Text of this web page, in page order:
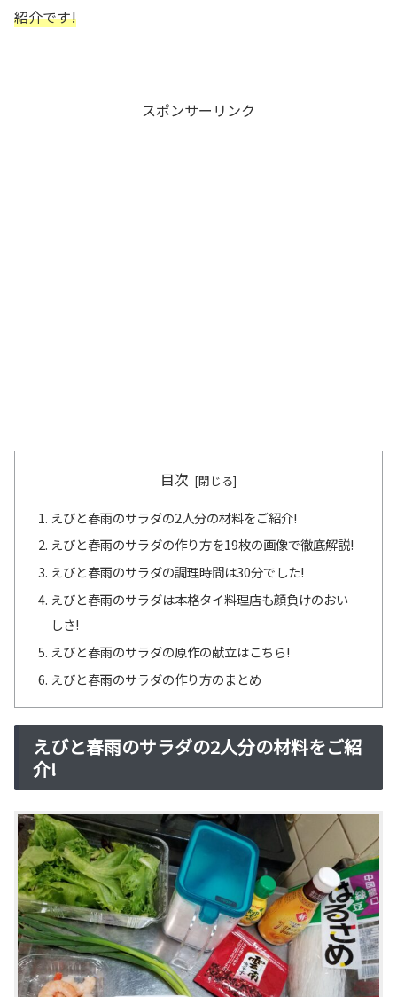
紹介です!
スポンサーリンク
目次
えびと春雨のサラダの2人分の材料をご紹介!
えびと春雨のサラダの作り方を19枚の画像で徹底解説!
えびと春雨のサラダの調理時間は30分でした!
えびと春雨のサラダは本格タイ料理店も顔負けのおい
しさ!
えびと春雨のサラダの原作の献立はこちら!
えびと春雨のサラダの作り方のまとめ
えびと春雨のサラダの2人分の材料をご紹
介!